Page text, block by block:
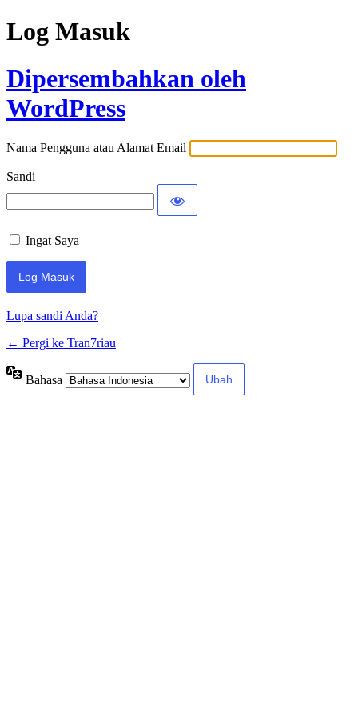
Log Masuk
Dipersembahkan oleh
WordPress
Nama Pengguna atau Alamat Email
Sandi
Ingat Saya
Lupa sandi Anda?
← Pergi ke Tran7riau
Bahasa